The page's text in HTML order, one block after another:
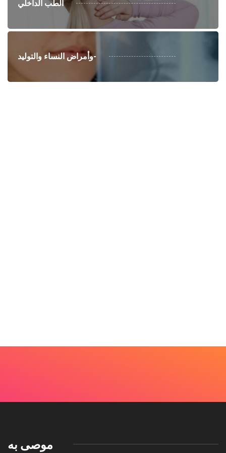
الطب الداخلي
وأمراض النساء والتوليد-
موصى به